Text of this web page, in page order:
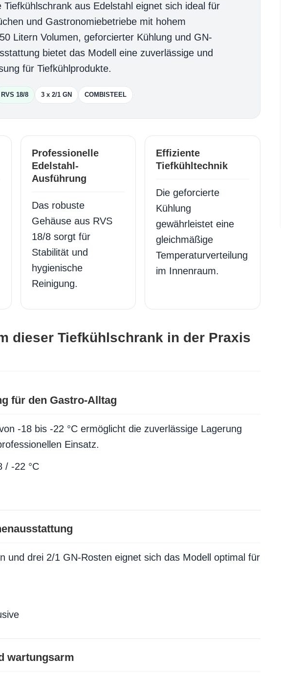
Tiefkühlschrank aus Edelstahl eignet sich ideal für
und Gastronomiebetriebe mit hohem
Litern Volumen, geforcierter Kühlung und GN-
bietet das Modell eine zuverlässige und
für Tiefkühlprodukte.
RVS 18/8 3 x 2/1 GN COMBISTEEL
Professionelle
Edelstahl-
Ausführung
Das robuste
Gehäuse aus RVS
18/8 sorgt für
Stabilität und
hygienische
Reinigung.
Effiziente
Tiefkühltechnik
Die geforcierte
Kühlung
gewährleistet eine
gleichmäßige
Temperaturverteilung
im Innenraum.
dieser Tiefkühlschrank in der Praxis
für den Gastro-Alltag
-18 bis -22 °C ermöglicht die zuverlässige Lagerung
Einsatz.
/ -22 °C
und drei 2/1 GN-Rosten eignet sich das Modell optimal für
wartungsarm